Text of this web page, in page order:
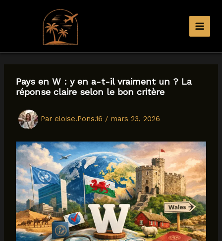
Aller
contenuPays en W : y en a-t-il vraiment un ? La
réponse claire selon le bon critère
Par eloise.Pons.16 / mars 23, 2026